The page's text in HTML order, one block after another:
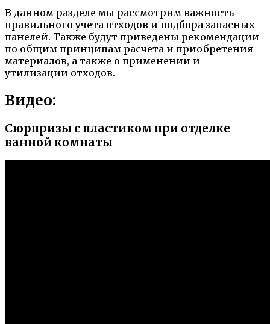
В данном разделе мы рассмотрим важность
правильного учета отходов и подбора запасных
панелей. Также будут приведены рекомендации
по общим принципам расчета и приобретения
материалов, а также о применении и
утилизации отходов.
Видео:
Сюрпризы с пластиком при отделке
ванной комнаты